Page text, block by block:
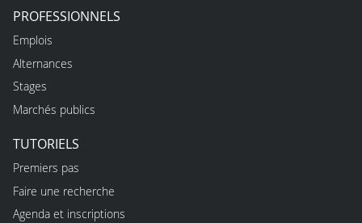
PROFESSIONNELS
Emplois
Alternances
Stages
Marchés publics
TUTORIELS
Premiers pas
Faire une recherche
Agenda et inscriptions